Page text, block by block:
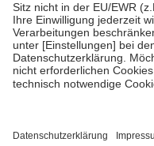
fallenkeine Zuzahlungen
• Kindern und Jugendlichen
mit Ausnahme der
• Untersuchungen zur
GKV getragen werden
• empfohlenen
Wir nutzen Trusted Shops